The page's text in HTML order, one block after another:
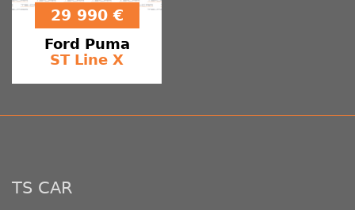
29 990 €
Ford
Puma
ST Line X
TS CAR